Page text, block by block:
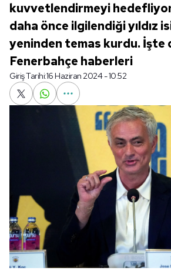
kuvvetlendirmeyi
daha önce ilgilendiği yıldız
yeninden temas kurdu. İşte
Fenerbahçe haberleri
Giriş Tarihi:16 Haziran 2024 - 10:52